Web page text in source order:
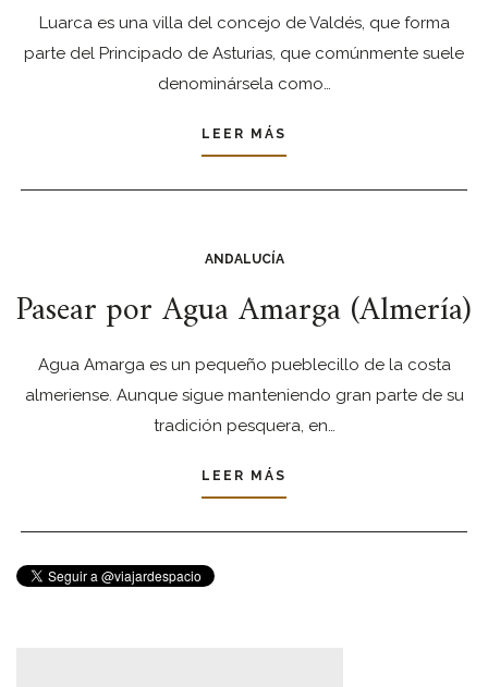
Luarca es una villa del concejo de Valdés, que forma
parte del Principado de Asturias, que comúnmente suele
denominársela como…
LEER MÁS
ANDALUCÍA
Pasear por Agua Amarga (Almería)
Agua Amarga es un pequeño pueblecillo de la costa
almeriense. Aunque sigue manteniendo gran parte de su
tradición pesquera, en…
LEER MÁS